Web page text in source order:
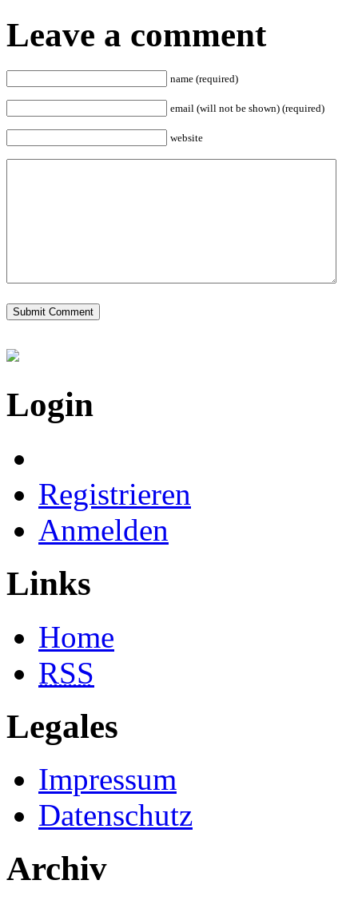
Leave a comment
name (required)
email (will not be shown) (required)
website
Login
Registrieren
Anmelden
Links
Home
RSS
Legales
Impressum
Datenschutz
Archiv